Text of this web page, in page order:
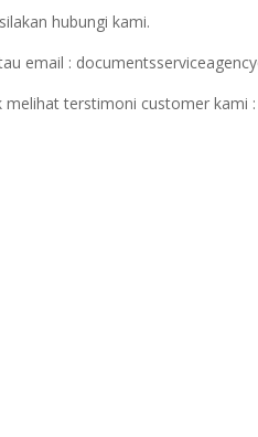
hubungi kami.
email :
terstimoni customer kami :